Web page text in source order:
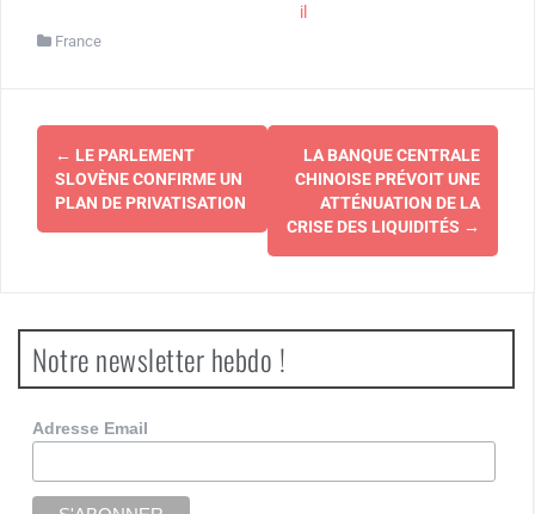
il
France
Navigation
d'article
← LE PARLEMENT
SLOVÈNE CONFIRME UN
PLAN DE PRIVATISATION
LA BANQUE CENTRALE
CHINOISE PRÉVOIT UNE
ATTÉNUATION DE LA
CRISE DES LIQUIDITÉS →
Notre newsletter hebdo !
Adresse Email